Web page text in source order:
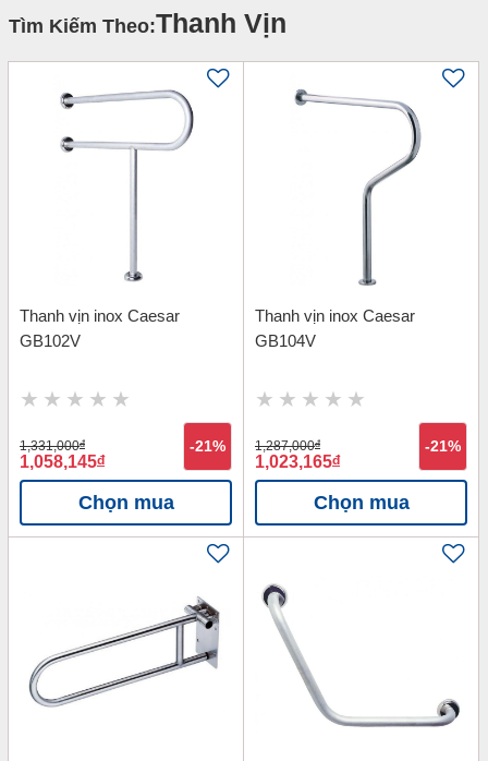
Tìm Kiếm Theo:Thanh Vịn
Thanh vịn inox Caesar
GB102V
1,331,000đ
1,058,145đ
-21%
Chọn mua
Thanh vịn inox Caesar
GB104V
1,287,000đ
1,023,165đ
-21%
Chọn mua